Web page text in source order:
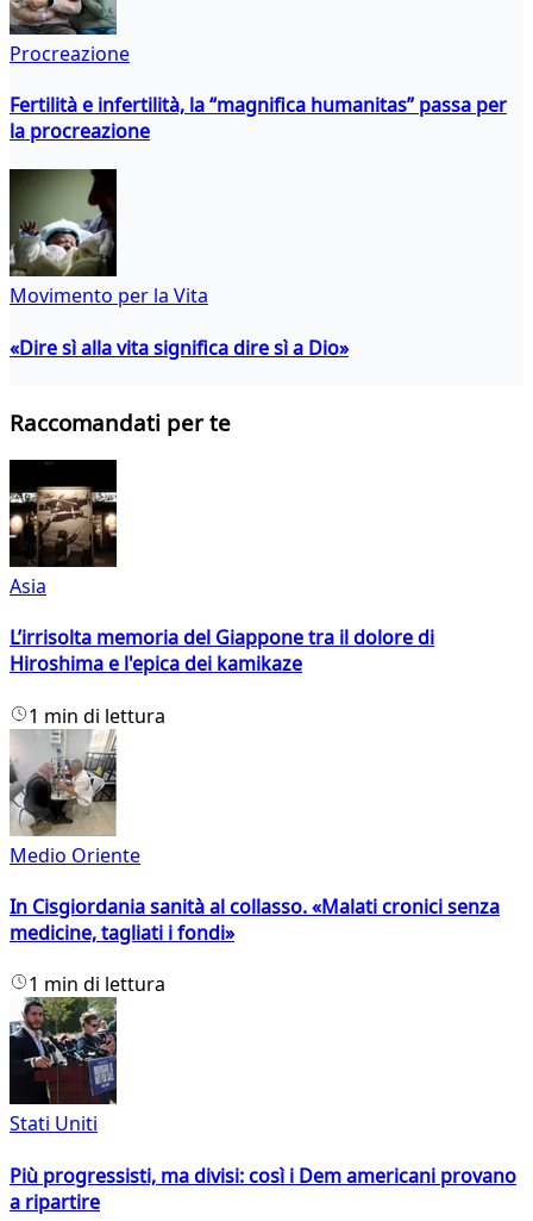
Procreazione
Fertilità e infertilità, la “magnifica humanitas” passa per
la procreazione
Movimento per la Vita
«Dire sì alla vita significa dire sì a Dio»
Raccomandati per te
Asia
L’irrisolta memoria del Giappone tra il dolore di
Hiroshima e l'epica dei kamikaze
1 min di lettura
Medio Oriente
In Cisgiordania sanità al collasso. «Malati cronici senza
medicine, tagliati i fondi»
1 min di lettura
Stati Uniti
Più progressisti, ma divisi: così i Dem americani provano
a ripartire